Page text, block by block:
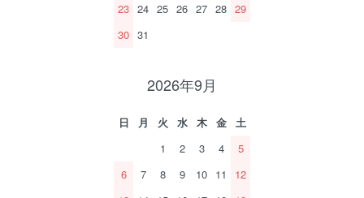
23 24 25 26 27 28 29
30 31
2026年9月
日 月 火 水 木 金
土
1
2 3 4
5
6
7 8 9 10 11
12